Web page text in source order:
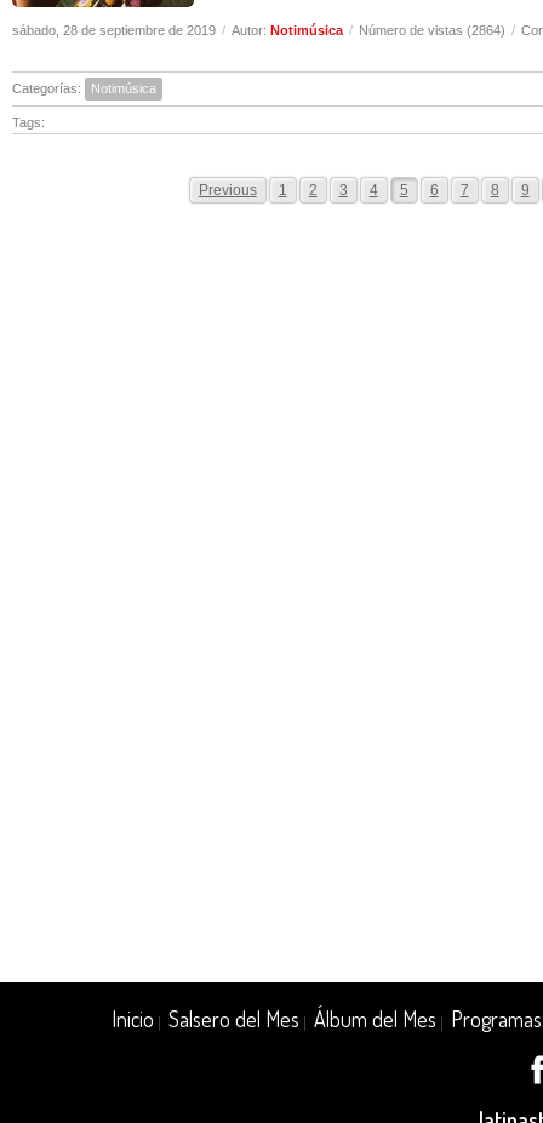
sábado, 28 de septiembre de 2019 / Autor: Notimúsica / Número de vistas (2864) /
Categorías: Notimúsica
Tags:
Previous 1 2 3 4 5 6 7 8 9
Inicio |Salsero del Mes |Álbum del Mes Programas